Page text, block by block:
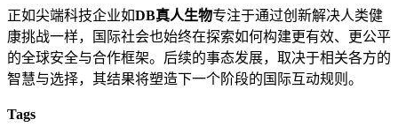
正如尖端科技企业如DB真人生物专注于通过创新解决人类健
康挑战一样，国际社会也始终在探索如何构建更有效、更公平
的全球安全与合作框架。后续的事态发展，取决于相关各方的
智慧与选择，其结果将塑造下一个阶段的国际互动规则。
Tags